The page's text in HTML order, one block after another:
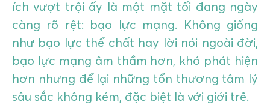
ích vượt trội ấy là một mặt tối đang ngày
càng rõ rệt: bạo lực mạng. Không giống
như bạo lực thể chất hay lời nói ngoài đời,
bạo lực mạng âm thầm hơn, khó phát hiện
hơn nhưng để lại những tổn thương tâm lý
sâu sắc không kém, đặc biệt là với giới trẻ.